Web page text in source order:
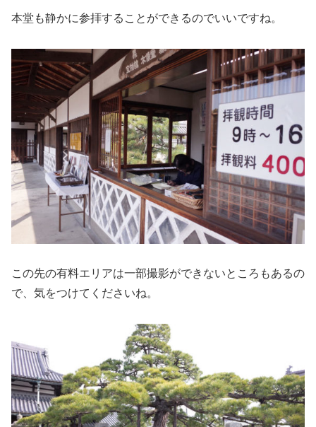
本堂も静かに参拝することができるのでいいですね。
この先の有料エリアは一部撮影ができないところもあるの
で、気をつけてくださいね。